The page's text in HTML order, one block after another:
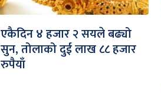
एकैदिन ४ हजार २ सयले बढ्यो
सुन, तोलाको दुई लाख ८८ हजार
रुपैयाँ